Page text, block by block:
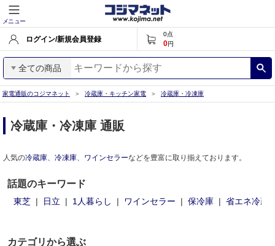
メニュー
ログイン/新規会員登録
0点
0円
全ての商品
家電通販のコジマネット 冷蔵庫・キッチン家電 冷蔵庫・冷凍庫
冷蔵庫・冷凍庫 通販
人気の冷蔵庫、 冷凍庫、 ワインセラーなどを豊富に取り揃えております。
話題のキーワード
東芝 日立 1人暮らし ワインセラー 保冷庫 省エネ冷蔵
カテゴリから選ぶ